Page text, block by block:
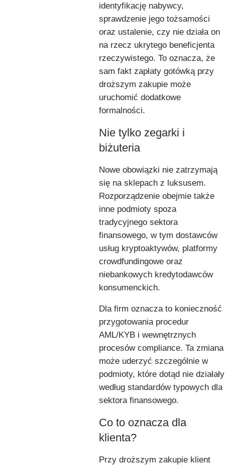
identyfikację nabywcy,
sprawdzenie jego tożsamości
oraz ustalenie, czy nie działa on
na rzecz ukrytego beneficjenta
rzeczywistego. To oznacza, że
sam fakt zapłaty gotówką przy
droższym zakupie może
uruchomić dodatkowe
formalności.
Nie tylko zegarki i
biżuteria
Nowe obowiązki nie zatrzymają
się na sklepach z luksusem.
Rozporządzenie obejmie także
inne podmioty spoza
tradycyjnego sektora
finansowego, w tym dostawców
usług kryptoaktywów, platformy
crowdfundingowe oraz
niebankowych kredytodawców
konsumenckich.
Dla firm oznacza to konieczność
przygotowania procedur
AML/KYB i wewnętrznych
procesów compliance. Ta zmiana
może uderzyć szczególnie w
podmioty, które dotąd nie działały
według standardów typowych dla
sektora finansowego.
Co to oznacza dla
klienta?
Przy droższym zakupie klient